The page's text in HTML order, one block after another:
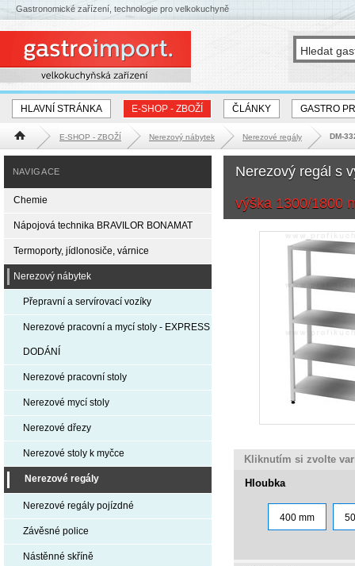
HLAVNÍ STRÁNKA E-SHOP - ZBOŽÍ ČLÁNKY GASTRO
Hlavní stránka E-SHOP - ZBOŽÍ Nerezový nábytek Nerezové regály DM-
Nerezový regál s
výška 1300/1800
Kliknutím si zvolte
Hloubka
400 mm
NAVIGACE
Chemie
Nápojová technika BRAVILOR BONAMAT
Termoporty, jídlonosiče, várnice
Nerezový nábytek
Přepravní a servírovací vozíky
Nerezové pracovní a mycí stoly - EXPRESS
DODÁNÍ
Nerezové pracovní stoly
Nerezové mycí stoly
Nerezové dřezy
Nerezové stoly k myčce
Nerezové regály
Nerezové regály pojízdné
Závěsné police
Nástěnné skříně
Gastronomické zařízení, technologie pro velkokuchyně